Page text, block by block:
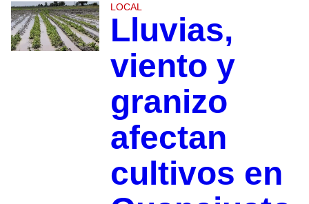
LOCAL
Lluvias,
viento y
granizo
afectan
cultivos en